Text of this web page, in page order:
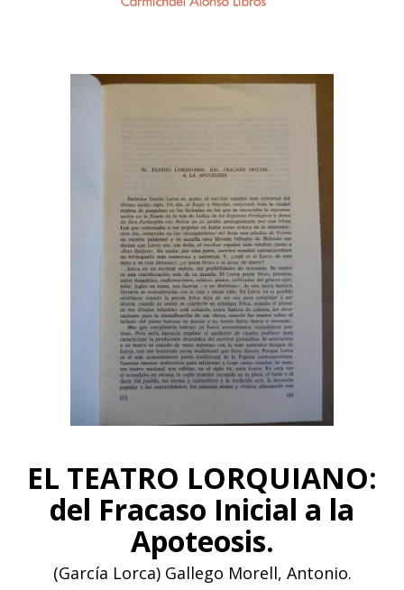
EL TEATRO LORQUIANO:
del Fracaso Inicial a la
Apoteosis.
(García Lorca) Gallego Morell, Antonio.